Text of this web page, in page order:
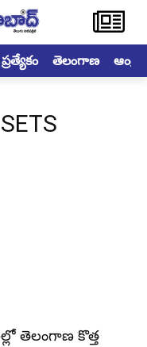
తెలంగాణ
తెలంగాణ కొత్త